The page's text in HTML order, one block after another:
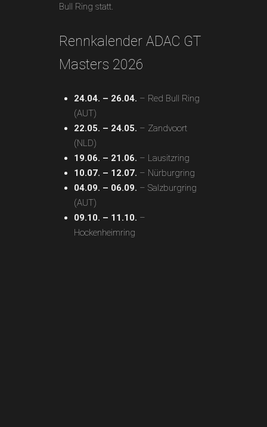
Bull Ring statt.
Rennkalender ADAC GT
Masters 2026
24.04. – 26.04. – Red Bull Ring
(AUT)
22.05. – 24.05. – Zandvoort
(NLD)
19.06. – 21.06. – Lausitzring
10.07. – 12.07. – Nürburgring
04.09. – 06.09. – Salzburgring
(AUT)
09.10. – 11.10. –
Hockenheimring